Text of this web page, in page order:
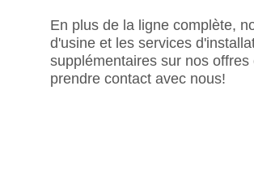
En plus de la ligne complète,
d'usine et les services
supplémentaires sur nos
prendre contact avec nous!